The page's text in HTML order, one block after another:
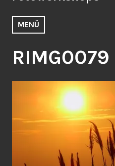
MENÜ
RIMG0079